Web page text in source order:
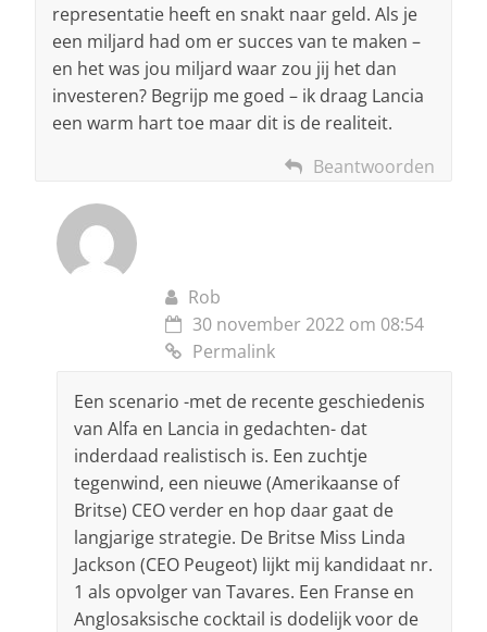
representatie heeft en snakt naar geld. Als je
een miljard had om er succes van te maken –
en het was jou miljard waar zou jij het dan
investeren? Begrijp me goed – ik draag Lancia
een warm hart toe maar dit is de realiteit.
Beantwoorden
Rob
30 november 2022 om 08:54
Permalink
Een scenario -met de recente geschiedenis
van Alfa en Lancia in gedachten- dat
inderdaad realistisch is. Een zuchtje
tegenwind, een nieuwe (Amerikaanse of
Britse) CEO verder en hop daar gaat de
langjarige strategie. De Britse Miss Linda
Jackson (CEO Peugeot) lijkt mij kandidaat nr.
1 als opvolger van Tavares. Een Franse en
Anglosaksische cocktail is dodelijk voor de